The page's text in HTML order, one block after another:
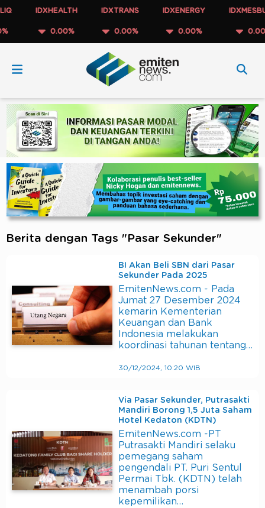
IDXHEALTH
0.00%
IDXTRANS
0.00%
IDXENERGY
0.00% 0.00%
Berita dengan Tags "Pasar Sekunder"
BI Akan Beli SBN dari Pasar
Sekunder Pada 2025
EmitenNews.com - Pada
Jumat 27 Desember 2024
kemarin Kementerian
Keuangan dan Bank
Indonesia melakukan
koordinasi tahunan tentang…
30/12/2024, 10:20 WIB
Via Pasar Sekunder, Putrasakti
Mandiri Borong 1,5 Juta Saham
Hotel Kedaton (KDTN)
EmitenNews.com -PT
Putrasakti Mandiri selaku
pemegang saham
pengendali PT. Puri Sentul
Permai Tbk. (KDTN) telah
menambah porsi
kepemilikan…